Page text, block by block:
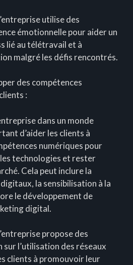
utilise des
émotionnelle pour aider un
lié au télétravail et à
malgré les défis rencontrés.
des compétences
:
dans un monde
d’aider les clients à
numériques pour
technologies et rester
Cela peut inclure la
la sensibilisation à la
le développement de
digital.
propose des
l’utilisation des réseaux
clients à promouvoir leur